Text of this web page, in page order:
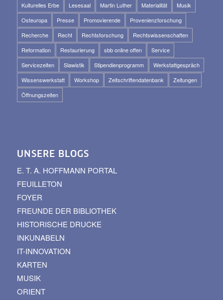
Kulturelles Erbe
Lesesaal Martin Luther Materialität
Musik
Osteuropa
Presse Promovierende
Provenienzforschung
Recherche
Recht Rechtsforschung
Rechtswissenschaften
Reformation
Restaurierung sbb online offen
Service
Servicezeiten
Slawistik Stipendienprogramm
Werkstattgespräch
Wissenswerkstatt
Workshop Zeitschriftendatenbank
Zeitungen
Öffnungszeiten
UNSERE BLOGS
E. T. A. HOFFMANN PORTAL
FEUILLETON
FOYER
FREUNDE DER BIBLIOTHEK
HISTORISCHE DRUCKE
INKUNABELN
IT-INNOVATION
KARTEN
MUSIK
ORIENT